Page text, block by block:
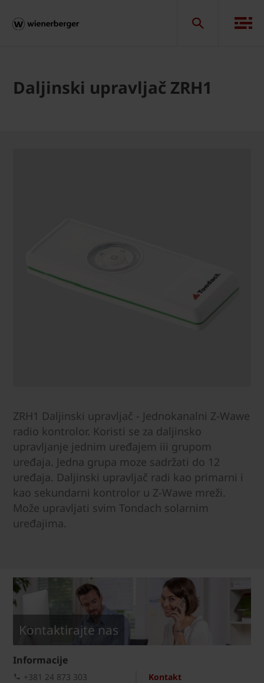
Daljinski upravljač ZRH1
ZRH1 Daljinski upravljač - Jednokanalni Z-Wawe
radio kontrolor. Koristi se za daljinsko
upravljanje jednim uređajem iii grupom
uređaja. Jedna grupa moze sadržati do 12
uređaja. Daljinski upravljač radi kao primarni i
kao sekundarni kontrolor u Z-Wawe mreži.
Može upravljati svim Tondach solarnim
uređajima.
Kontaktirajte nas
Informacije
Kontakt
+381 24 873 303